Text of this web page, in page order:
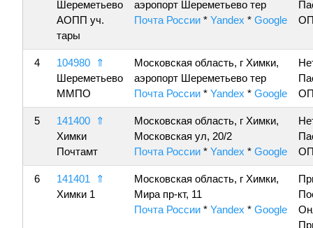
Шереметьево
АОПП уч.
тары
аэропорт Шереметьево тер
Почта России * Yandex * Google
4 104980
⇑
Шереметьево
ММПО
Московская область, г Химки,
аэропорт Шереметьево тер
Почта России * Yandex * Google
5 141400
⇑
Химки
Почтамт
Московская область, г Химки,
Московская ул, 20/2
Почта России * Yandex * Google
6 141401
⇑
Химки 1
Московская область, г Химки,
Мира пр-кт, 11
Почта России * Yandex * Google